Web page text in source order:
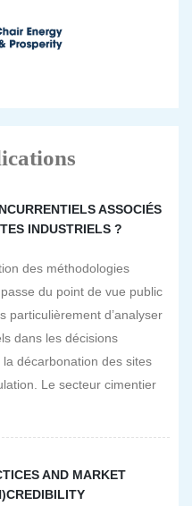
ASSOCIÉS
INDUSTRIELS ?
des méthodologies
du point de vue public
particulièrement d’analyser
dans les décisions
décarbonation des sites
Le secteur cimentier
AND MARKET